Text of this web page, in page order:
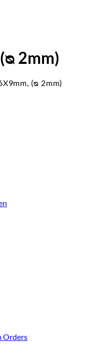
2mm)
(ᴓ 2mm)
Orders